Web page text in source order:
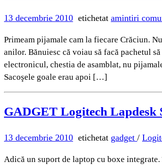
13 decembrie 2010 etichetat amintiri
Primeam pijamale cam la fiecare Crăciun.
anilor. Bănuiesc că voiau să facă pachetul
electronicul, chestia de asamblat, nu
Sacoşele goale erau apoi […]
GADGET Logitech Lapdesk
13 decembrie 2010 etichetat gadget /
Adică un suport de laptop cu boxe